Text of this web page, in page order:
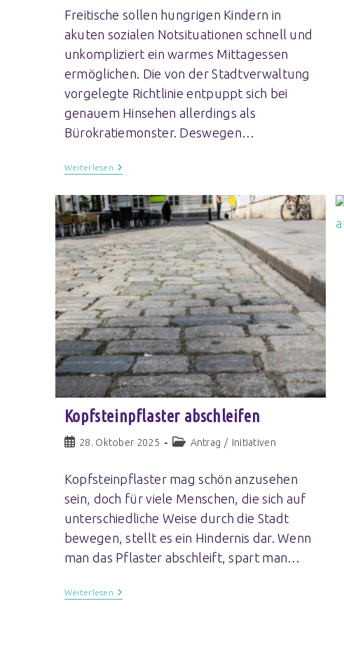
Freitische sollen hungrigen Kindern in
akuten sozialen Notsituationen schnell und
unkompliziert ein warmes Mittagessen
ermöglichen. Die von der Stadtverwaltung
vorgelegte Richtlinie entpuppt sich bei
genauem Hinsehen allerdings als
Bürokratiemonster. Deswegen…
Weiterlesen
Kopfsteinpflaster abschleifen
28. Oktober 2025 Antrag / Initiativen
Kopfsteinpflaster mag schön anzusehen
sein, doch für viele Menschen, die sich auf
unterschiedliche Weise durch die Stadt
bewegen, stellt es ein Hindernis dar. Wenn
man das Pflaster abschleift, spart man…
Weiterlesen